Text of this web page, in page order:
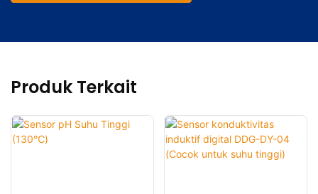
Produk Terkait